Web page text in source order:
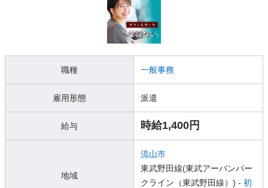
職種 一般事務
雇用形態 派遣
給与 時給1,400円
地域
流山市
東武野田線(東武アーバンパー
クライン（東武野田線）) - 初